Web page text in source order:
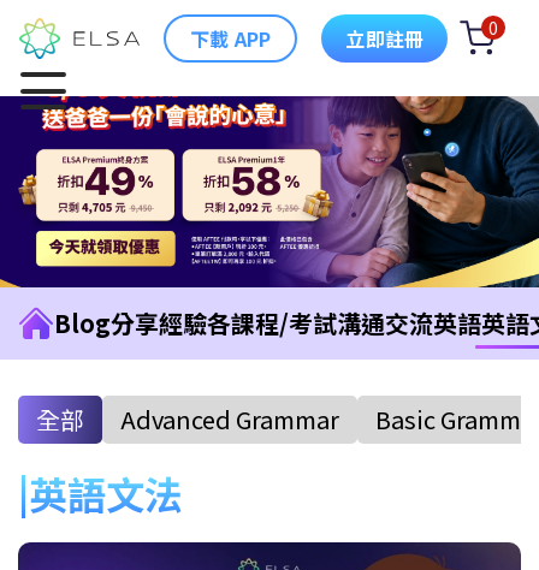
下載 APP 立即註冊 0
Blog分享經驗各課程/考試溝通交流英語英語
全部 Advanced Grammar Basic
英語文法